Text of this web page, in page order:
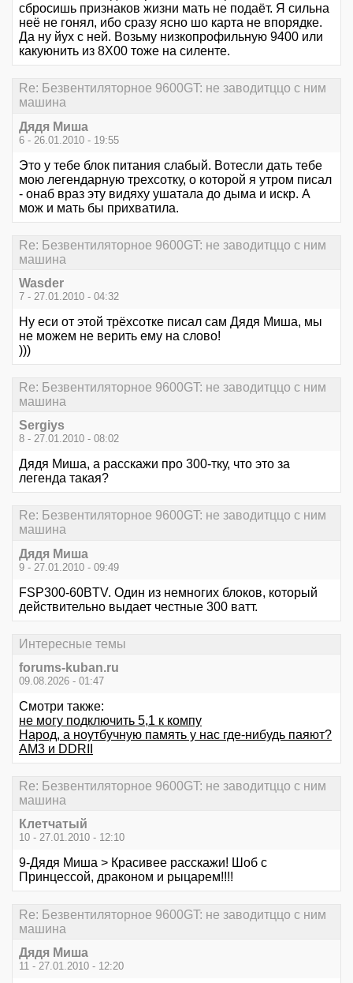
сбросишь признаков жизни мать не подаёт. Я сильна
неё не гонял, ибо сразу ясно шо карта не впорядке.
Да ну йух с ней. Возьму низкопрофильную 9400 или
какуюнить из 8Х00 тоже на силенте.
Re: Безвентиляторное 9600GT: не заводитццо с ним
машина
Дядя Миша
6 - 26.01.2010 - 19:55
Это у тебе блок питания слабый. Вотесли дать тебе
мою легендарную трехсотку, о которой я утром писал
- онаб враз эту видяху ушатала до дыма и искр. А
мож и мать бы прихватила.
Re: Безвентиляторное 9600GT: не заводитццо с ним
машина
Wasder
7 - 27.01.2010 - 04:32
Ну еси от этой трёхсотке писал сам Дядя Миша, мы
не можем не верить ему на слово!
)))
Re: Безвентиляторное 9600GT: не заводитццо с ним
машина
Sergiys
8 - 27.01.2010 - 08:02
Дядя Миша, а расскажи про 300-тку, что это за
легенда такая?
Re: Безвентиляторное 9600GT: не заводитццо с ним
машина
Дядя Миша
9 - 27.01.2010 - 09:49
FSP300-60BTV. Один из немногих блоков, который
действительно выдает честные 300 ватт.
Интересные темы
forums-kuban.ru
09.08.2026 - 01:47
Смотри также:
не могу подключить 5,1 к компу
Народ, а ноутбучную память у нас где-нибудь паяют?
AM3 и DDRII
Re: Безвентиляторное 9600GT: не заводитццо с ним
машина
Клетчатый
10 - 27.01.2010 - 12:10
9-Дядя Миша > Красивее расскажи! Шоб с
Принцессой, драконом и рыцарем!!!!
Re: Безвентиляторное 9600GT: не заводитццо с ним
машина
Дядя Миша
11 - 27.01.2010 - 12:20